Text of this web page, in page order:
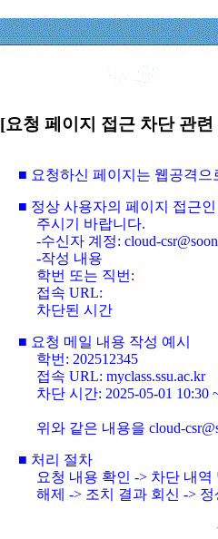
[요청 페이지 접근 차단 관
■ 요청하신 페이지는 웹공격
■ 정상 사용자의 페이지 접근
주시기 바랍니다.
-수신자 계정: cloud-
-작성 내용
학번 또는 직번:
접속 URL:
차단된 시간
■ 요청 메일 내용 작성 예시
학번: 202512345
접속 URL: myclass.ssu.ac.kr
차단 시간: 2025-05-01 10:30
위와 같은 내용을 cloud-
■ 처리 절차
요청 내용 확인 -> 차단 내
해제 -> 조치 결과 회신 ->